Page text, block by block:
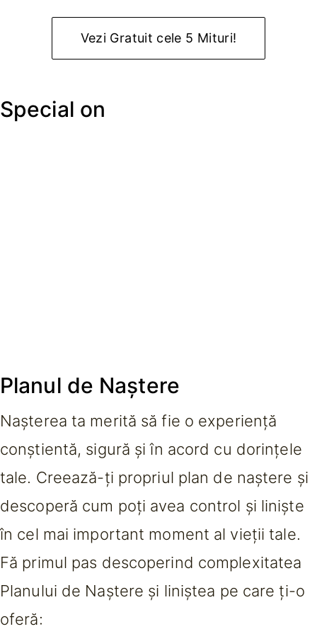
Vezi Gratuit cele 5 Mituri!
Special on
Planul de Naștere
Nașterea ta merită să fie o experiență
conștientă, sigură și în acord cu dorințele
tale. Creează-ți propriul plan de naștere și
descoperă cum poți avea control și liniște
în cel mai important moment al vieții tale.
Fă primul pas descoperind complexitatea
Planului de Naștere și liniștea pe care ți-o
oferă: